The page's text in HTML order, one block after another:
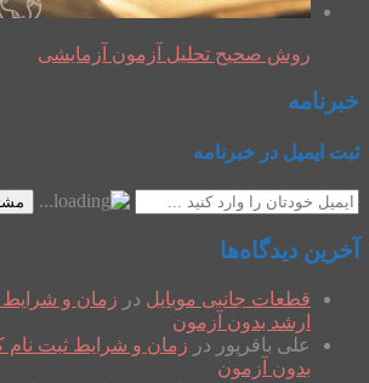
روش صحیح تحلیل آزمون آزمایشی
خبرنامه
ثبت ایمیل در خبرنامه
آخرین دیدگاه‌ها
قطعات جانبی موبایل در زمان و شرایط
ارشد بدون آزمون
علی باقرپور در زمان و شرایط ثبت نام
بدون آزمون